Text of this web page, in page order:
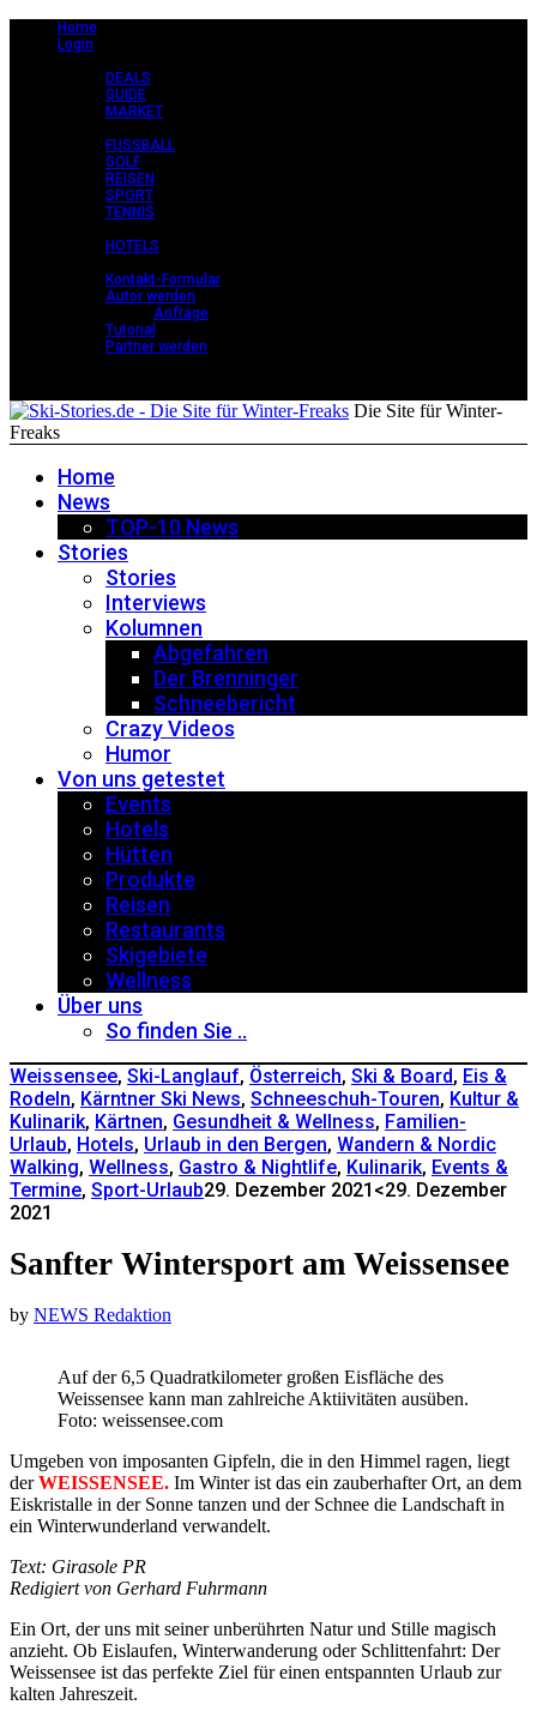
Home
Login
DEALS
GUIDE
MARKET
FUSSBALL
GOLF
REISEN
SPORT
TENNIS
HOTELS
Kontakt-Formular
Autor werden
Anfrage
Tutorial
Partner werden
Die Site für Winter-
Freaks
Home
News
TOP-10 News
Stories
Stories
Interviews
Kolumnen
Abgefahren
Der Brenninger
Schneebericht
Crazy Videos
Humor
Von uns getestet
Events
Hotels
Hütten
Produkte
Reisen
Restaurants
Skigebiete
Wellness
Über uns
So finden Sie ..
Weissensee, Ski-Langlauf, Österreich, Ski & Board, Eis &
Rodeln, Kärntner Ski News, Schneeschuh-Touren, Kultur &
Kulinarik, Kärtnen, Gesundheit & Wellness, Familien-
Urlaub, Hotels, Urlaub in den Bergen, Wandern & Nordic
Walking, Wellness, Gastro & Nightlife, Kulinarik, Events &
Termine, Sport-Urlaub29. Dezember 2021 <29. Dezember
2021
Sanfter Wintersport am Weissensee
by NEWS Redaktion
Auf der 6,5 Quadratkilometer großen Eisfläche des
Weissensee kann man zahlreiche Aktiivitäten ausüben.
Foto: weissensee.com
Umgeben von imposanten Gipfeln, die in den Himmel ragen, liegt
derWEISSENSEE. Im Winter ist das ein zauberhafter Ort, an dem
Eiskristalle in der Sonne tanzen und der Schnee die Landschaft in
ein Winterwunderland verwandelt.
Text: Girasole PR
Redigiert von Gerhard Fuhrmann
Ein Ort, der uns mit seiner unberührten Natur und Stille magisch
anzieht. Ob Eislaufen, Winterwanderung oder Schlittenfahrt: Der
Weissensee ist das perfekte Ziel für einen entspannten Urlaub zur
kalten Jahreszeit.